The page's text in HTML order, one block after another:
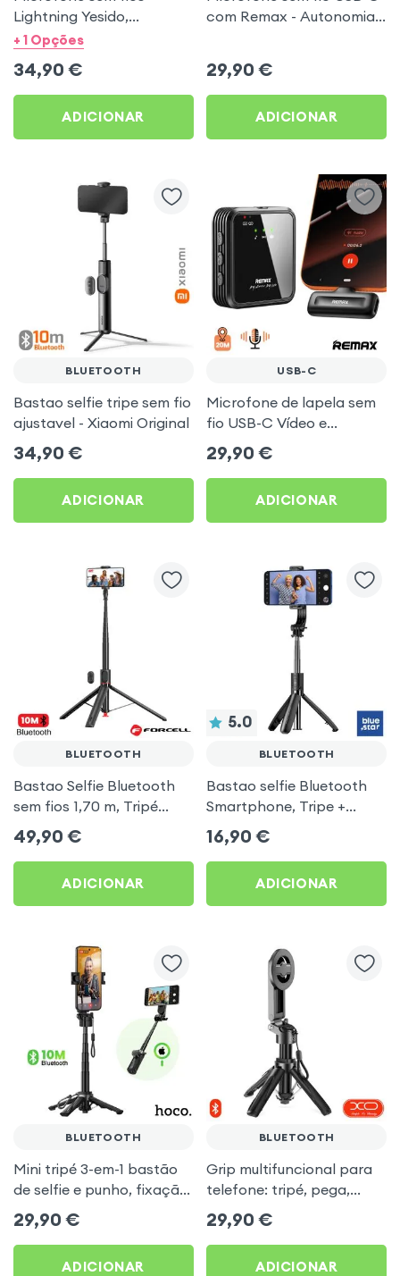
Lightning Yesido,
Microfone duplo
20m - Preto
+ 1 Opções
34,90 €
ADICIONAR
com Remax - Autonomia
29,90 €
ADICIONAR
BLUETOOTH
Bastao selfie tripe sem fio
ajustavel - Xiaomi Original
34,90 €
ADICIONAR
USB-C
Microfone de lapela sem
fio USB-C Vídeo e
Streaming com Clip,
Remax
29,90 €
ADICIONAR
BLUETOOTH
Bastao Selfie Bluetooth
sem fios 1,70 m, Tripé
automatico - Forcell F-
Grip
49,90 €
ADICIONAR
5.0
BLUETOOTH
Bastao selfie Bluetooth
Smartphone, Tripe +
Comando sem fios - Blue
Star Preto
16,90 €
ADICIONAR
BLUETOOTH
Mini tripé 3-em-1 bastão
de selfie e punho, fixação
dupla pinça e MagSafe -
Hoco Preto
29,90 €
ADICIONAR
BLUETOOTH
Grip multifuncional para
telefone: tripé, pega,
bastão selfie e suporte de
mesa - XO
29,90 €
ADICIONAR